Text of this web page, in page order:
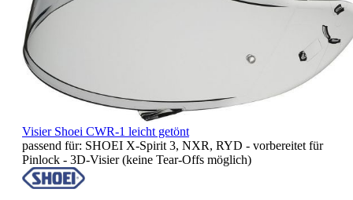
Visier Shoei CWR-1 leicht getönt
passend für: SHOEI X-Spirit 3, NXR, RYD - vorbereitet für
Pinlock - 3D-Visier (keine Tear-Offs möglich)